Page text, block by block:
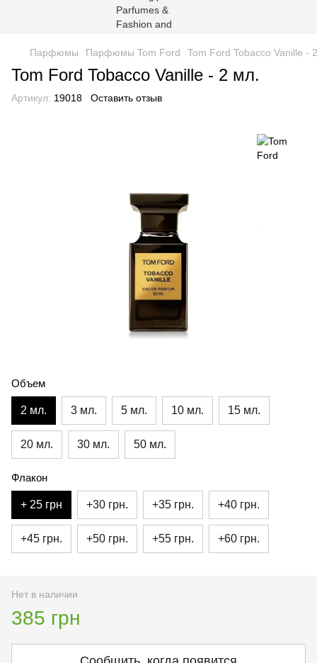
Парфюмы Парфюмы Tom Ford Tom Ford Tobacco Vanille -
Tom Ford Tobacco Vanille - 2 мл.
Артикул: 19018 Оставить отзыв
Объем
2 мл. 3 мл. 5 мл. 10 мл. 15 мл.
20 мл. 30 мл. 50 мл.
Флакон
+ 25 грн +30 грн. +35 грн. +40 грн.
+45 грн. +50 грн. +55 грн. +60 грн.
Нет в наличии
385 грн